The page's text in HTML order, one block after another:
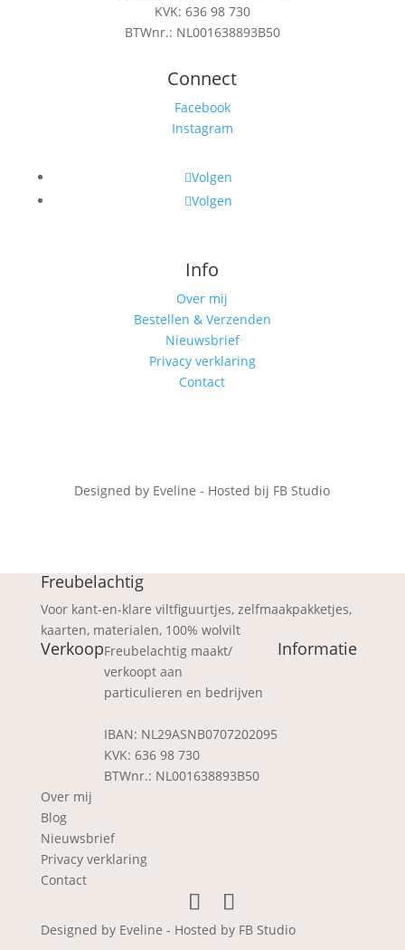
KVK: 636 98 730
BTWnr.: NL001638893B50
Connect
Facebook
Instagram
Volgen
Volgen
Info
Over mij
Bestellen & Verzenden
Nieuwsbrief
Privacy verklaring
Contact
Designed by Eveline - Hosted bij FB Studio
Freubelachtig
Voor kant-en-klare viltfiguurtjes, zelfmaakpakketjes,
kaarten, materialen, 100% wolvilt
VerkoopFreubelachtig maakt/
verkoopt aan
particulieren en bedrijven
IBAN: NL29ASNB0707202095
KVK: 636 98 730
BTWnr.: NL001638893B50
Informatie
Over mij
Blog
Nieuwsbrief
Privacy verklaring
Contact
Designed by Eveline - Hosted by FB Studio